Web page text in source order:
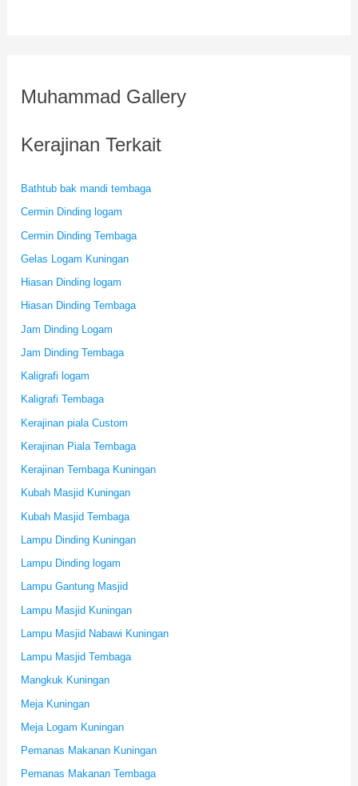
Muhammad Gallery
Kerajinan Terkait
Bathtub bak mandi tembaga
Cermin Dinding logam
Cermin Dinding Tembaga
Gelas Logam Kuningan
Hiasan Dinding logam
Hiasan Dinding Tembaga
Jam Dinding Logam
Jam Dinding Tembaga
Kaligrafi logam
Kaligrafi Tembaga
Kerajinan piala Custom
Kerajinan Piala Tembaga
Kerajinan Tembaga Kuningan
Kubah Masjid Kuningan
Kubah Masjid Tembaga
Lampu Dinding Kuningan
Lampu Dinding logam
Lampu Gantung Masjid
Lampu Masjid Kuningan
Lampu Masjid Nabawi Kuningan
Lampu Masjid Tembaga
Mangkuk Kuningan
Meja Kuningan
Meja Logam Kuningan
Pemanas Makanan Kuningan
Pemanas Makanan Tembaga